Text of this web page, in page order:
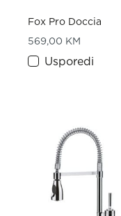
Fox Pro Doccia
569,00 KM
Usporedi